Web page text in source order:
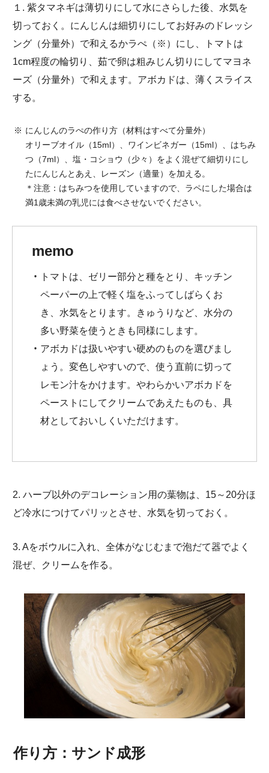
１. 紫タマネギは薄切りにして水にさらした後、水気を
切っておく。にんじんは細切りにしてお好みのドレッシ
ング（分量外）で和えるかラぺ（※）にし、トマトは
1cm程度の輪切り、茹で卵は粗みじん切りにしてマヨネ
ーズ（分量外）で和えます。アボカドは、薄くスライス
する。
にんじんのラぺの作り方（材料はすべて分量外）
オリーブオイル（15ml）、ワインビネガー（15ml）、はちみ
つ（7ml）、塩・コショウ（少々）をよく混ぜて細切りにし
たにんじんとあえ、レーズン（適量）を加える。
＊注意：はちみつを使用していますので、ラペにした場合は
満1歳未満の乳児には食べさせないでください。
memo
トマトは、ゼリー部分と種をとり、キッチン
ペーパーの上で軽く塩をふってしばらくお
き、水気をとります。きゅうりなど、水分の
多い野菜を使うときも同様にします。
アボカドは扱いやすい硬めのものを選びまし
ょう。変色しやすいので、使う直前に切って
レモン汁をかけます。やわらかいアボカドを
ペーストにしてクリームであえたものも、具
材としておいしくいただけます。
2. ハーブ以外のデコレーション用の葉物は、15～20分ほ
ど冷水につけてパリッとさせ、水気を切っておく。
3. Aをボウルに入れ、全体がなじむまで泡だて器でよく
混ぜ、クリームを作る。
作り方：サンド成形